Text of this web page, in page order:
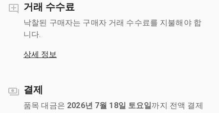
거래 수수료
낙찰된 구매자는 구매자 거래 수수료를 지불해야 합
니다.
상세 정보
결제
품목 대금은 2026년 7월 18일 토요일까지 전액 결제